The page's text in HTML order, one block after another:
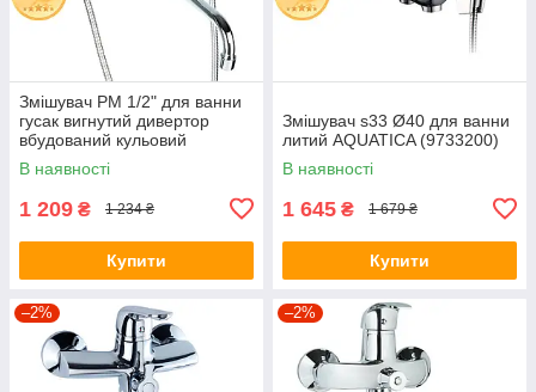
Змішувач PM 1/2" для ванни
гусак вигнутий дивертор
вбудований кульовий
AQUATICA PM-5C457C
(9780220)
В наявності
1 209 ₴ 1 234 ₴
Купити
Змішувач s33 Ø40 для ванни
литий AQUATICA (9733200)
В наявності
1 645 ₴ 1 679 ₴
Купити
–2% –2%